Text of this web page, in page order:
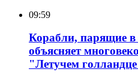
09:59
Корабли, парящие в
объясняет
"Летучем